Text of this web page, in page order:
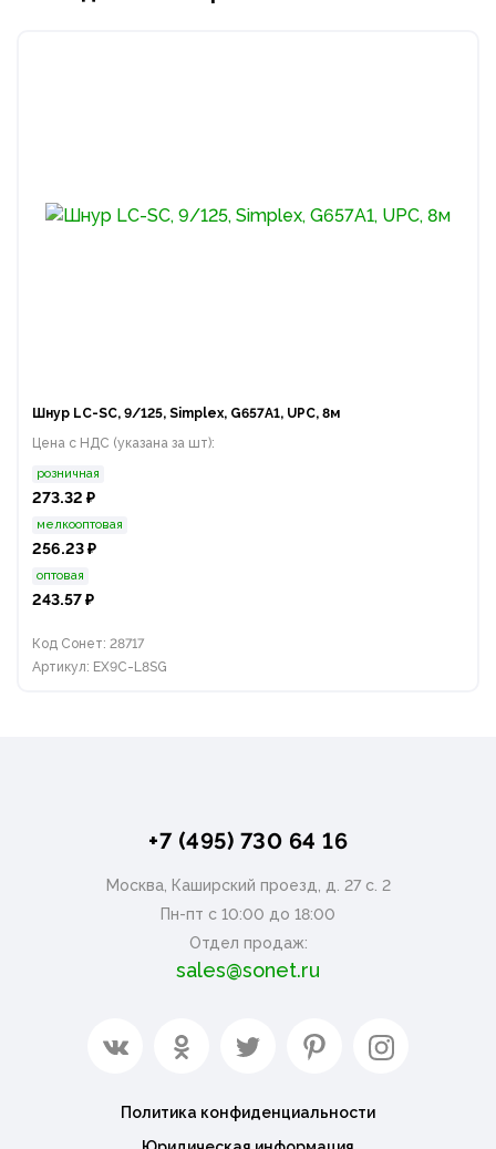
Шнур LC-SC, 9/125, Simplex, G657A1, UPC, 8м
Цена с НДС (указана за шт):
розничная
273.32 ₽
мелкооптовая
256.23 ₽
оптовая
243.57 ₽
Код Сонет: 28717
Артикул: EX9C-L8SG
+7 (495) 730 64 16
Москва, Каширский проезд, д. 27 с. 2
Пн-пт с 10:00 до 18:00
Отдел продаж:
sales@sonet.ru
Политика конфиденциальности